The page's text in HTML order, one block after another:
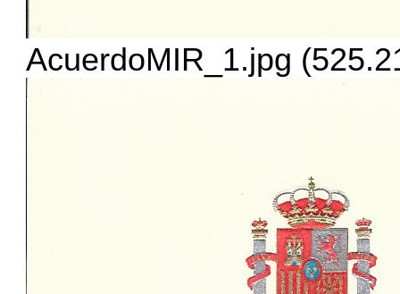
AcuerdoMIR_1.jpg